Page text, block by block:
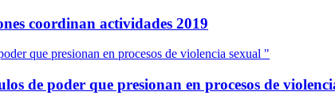
coordinan actividades 2019
que presionan en procesos de violencia sexual "
de poder que presionan en procesos de